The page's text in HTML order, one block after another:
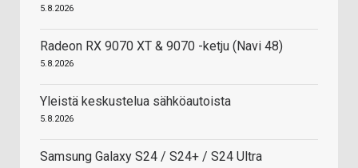
5.8.2026
Radeon RX 9070 XT & 9070 -ketju (Navi 48)
5.8.2026
Yleistä keskustelua sähköautoista
5.8.2026
Samsung Galaxy S24 / S24+ / S24 Ultra